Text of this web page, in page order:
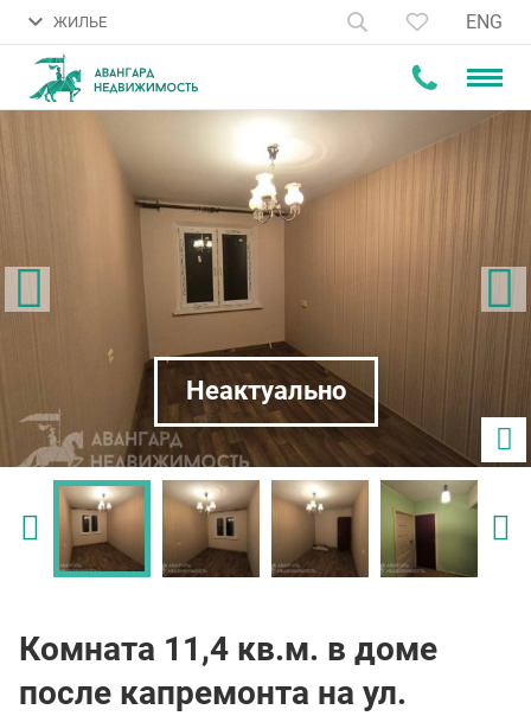
ЖИЛЬЕ ENG
Неактуально
Комната 11,4 кв.м. в доме
после капремонта на ул.